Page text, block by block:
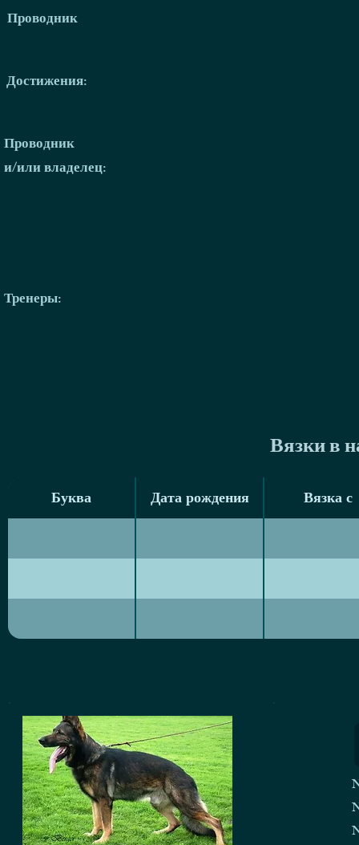
Проводник
Достижения:
Проводник
и/или владелец:
Тренеры:
Вязки в
Буква Дата рождения Вязка с
Буква Дата рождения Вязка с